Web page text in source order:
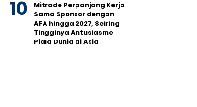
Mitrade Perpanjang Kerja
Sama Sponsor dengan
AFA hingga 2027, Seiring
Tingginya Antusiasme
Piala Dunia di Asia